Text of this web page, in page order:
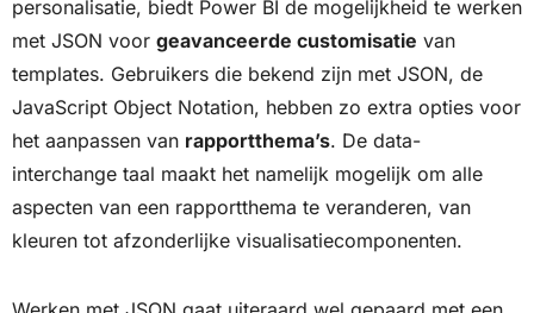
personalisatie, biedt Power BI de mogelijkheid te werken
met JSON voor geavanceerde customisatie van
templates. Gebruikers die bekend zijn met JSON, de
JavaScript Object Notation, hebben zo extra opties voor
het aanpassen van rapportthema’s. De data-
interchange taal maakt het namelijk mogelijk om alle
aspecten van een rapportthema te veranderen, van
kleuren tot afzonderlijke visualisatiecomponenten.